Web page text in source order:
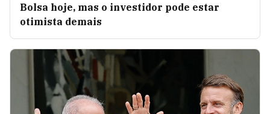
Bolsa hoje, mas o investidor pode estar
otimista demais